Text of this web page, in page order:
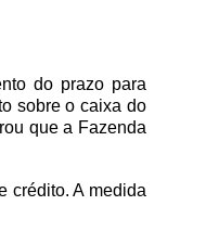
do prazo para
sobre o caixa do
que a Fazenda
crédito. A medida